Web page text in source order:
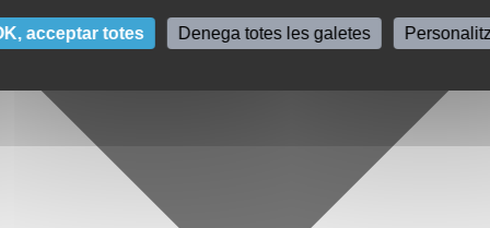
acceptar totes Denega totes les galetes